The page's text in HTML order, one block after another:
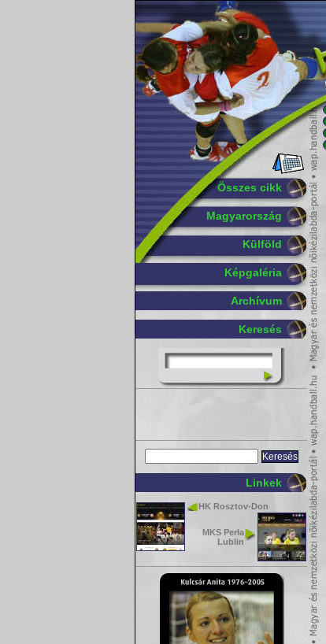
Összes cikk
Magyarország
Külföld
Képgaléria
Archívum
Keresés
Linkek
HK Rosztov-Don
MKS Perła
Lublin